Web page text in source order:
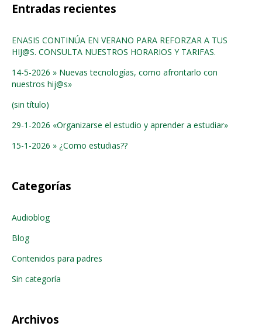
Entradas recientes
ENASIS CONTINÚA EN VERANO PARA REFORZAR A TUS
HIJ@S. CONSULTA NUESTROS HORARIOS Y TARIFAS.
14-5-2026 » Nuevas tecnologías, como afrontarlo con
nuestros hij@s»
(sin título)
29-1-2026 «Organizarse el estudio y aprender a estudiar»
15-1-2026 » ¿Como estudias??
Categorías
Audioblog
Blog
Contenidos para padres
Sin categoría
Archivos